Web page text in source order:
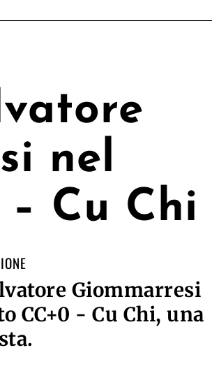
nel
Cu Chi
Giommarresi
CC+0 - Cu Chi, una